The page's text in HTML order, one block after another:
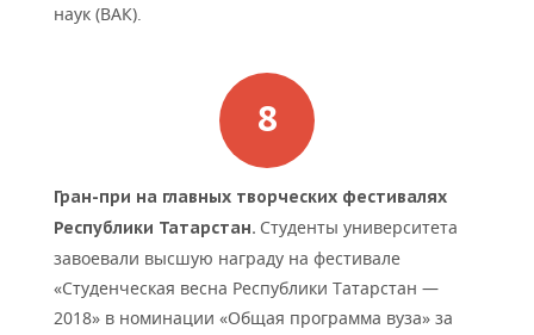
наук (ВАК).
Гран-при на главных творческих фестивалях
Республики Татарстан. Студенты университета
завоевали высшую награду на фестивале
«Студенческая весна Республики Татарстан —
2018» в номинации «Общая программа вуза» за